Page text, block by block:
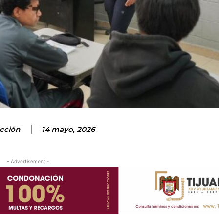
14 mayo, 2026
- Advertisement -